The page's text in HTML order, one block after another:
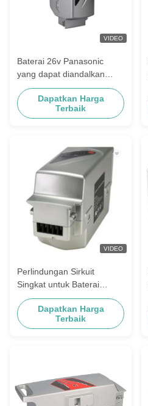
VIDEO
Baterai 26v Panasonic
yang dapat diandalkan
dengan perlindungan suhu
Dapatkan Harga
Terbaik
VIDEO
Perlindungan Sirkuit
Singkat untuk Baterai
Panasonic 26v Ya 2-3 Jam
Waktu Berjalan
Dapatkan Harga
Terbaik